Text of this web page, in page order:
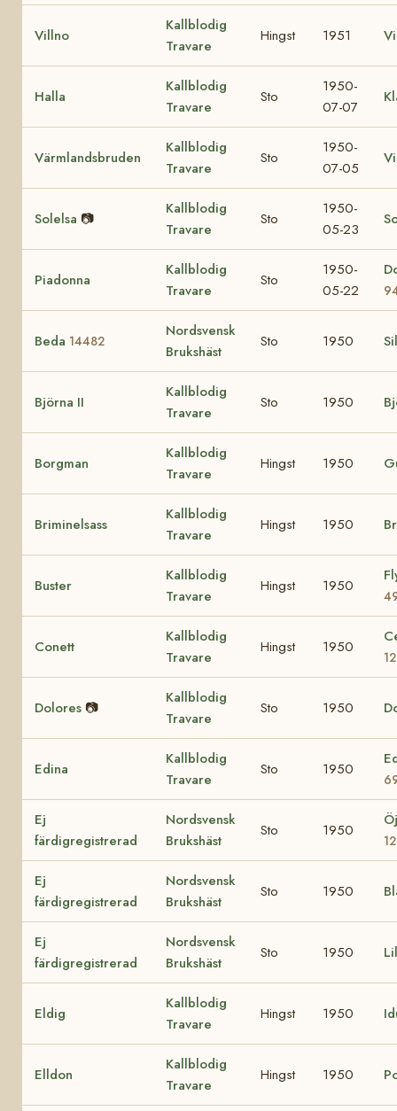
Villno
Kallblodig
Travare
Hingst 1951
Halla
Kallblodig
Travare
Sto
1950-
07-07
Värmlandsbruden
Kallblodig
Travare
Sto
1950-
07-05
Solelsa 📷
Kallblodig
Travare
Sto
1950-
05-23
Piadonna
Kallblodig
Travare
Sto
1950-
05-22
Beda 14482
Nordsvensk
Brukshäst
Sto 1950
Björna II
Kallblodig
Travare
Sto 1950
Borgman
Kallblodig
Travare
Hingst 1950
Briminelsass
Kallblodig
Travare
Hingst 1950
Buster
Kallblodig
Travare
Hingst 1950
Conett
Kallblodig
Travare
Hingst 1950
Dolores 📷
Kallblodig
Travare
Sto 1950
Edina
Kallblodig
Travare
Sto 1950
Ej
färdigregistrerad
Nordsvensk
Brukshäst
Sto 1950
Ej
färdigregistrerad
Nordsvensk
Brukshäst
Sto 1950
Ej
färdigregistrerad
Nordsvensk
Brukshäst
Sto 1950
Eldig
Kallblodig
Travare
Hingst 1950
Elldon
Kallblodig
Travare
Hingst 1950